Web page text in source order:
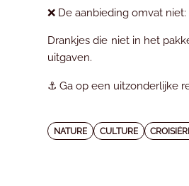
❌ De aanbieding omvat niet:
Drankjes die niet in het
uitgaven.
⚓ Ga op een uitzonderlijke
NATURE CULTURE